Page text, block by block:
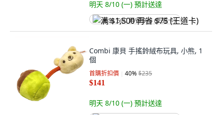
明天 8/10 (一) 預計送達
满 $1,500 再省 $75 (王道卡)
Combi 康貝 手搖鈴絨布玩具, 小熊, 1
個
首購折扣價 40%$235
$141
明天 8/10 (一) 預計送達